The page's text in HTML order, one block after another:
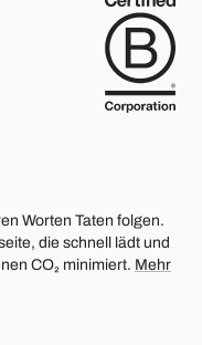
bitte anrufen
bitte anrufen
Worten Taten folgen.
die schnell lädt und
CO₂ minimiert. Mehr